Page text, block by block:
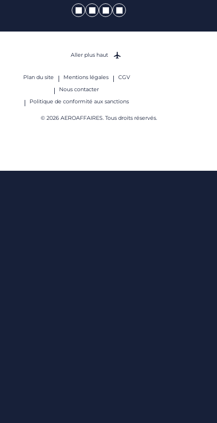
Plan du site Mentions légales
CGV
Nous contacter
Politique de conformité aux sanctions
© 2026 AEROAFFAIRES. Tous droits réservés.
Aller plus haut